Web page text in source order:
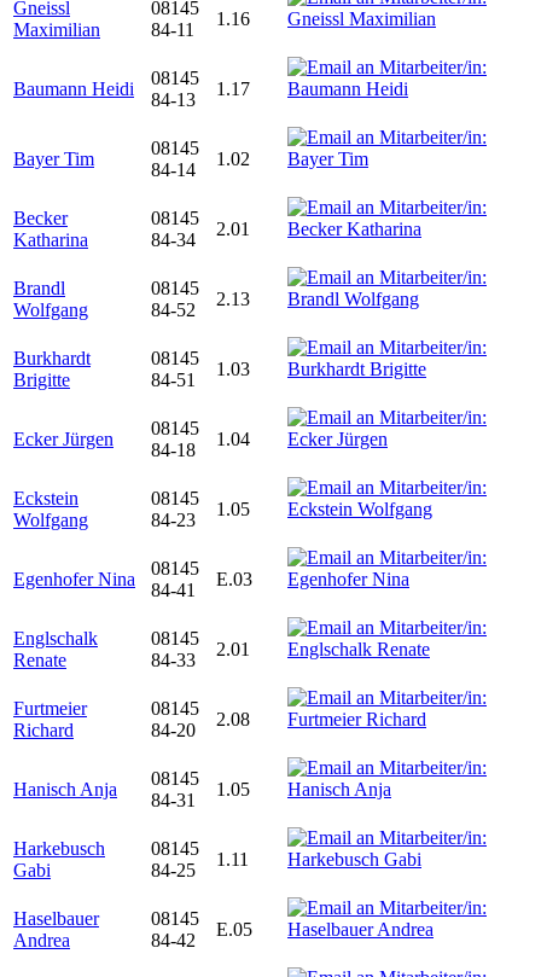
Gneissl
Maximilian
08145
84-11
1.16
Baumann Heidi
08145
84-13
1.17
Bayer Tim
08145
84-14
1.02
Becker
Katharina
08145
84-34
2.01
Brandl
Wolfgang
08145
84-52
2.13
Burkhardt
Brigitte
08145
84-51
1.03
Ecker Jürgen
08145
84-18
1.04
Eckstein
Wolfgang
08145
84-23
1.05
Egenhofer Nina
08145
84-41
E.03
Englschalk
Renate
08145
84-33
2.01
Furtmeier
Richard
08145
84-20
2.08
Hanisch Anja
08145
84-31
1.05
Harkebusch
Gabi
08145
84-25
1.11
Haselbauer
Andrea
08145
84-42
E.05